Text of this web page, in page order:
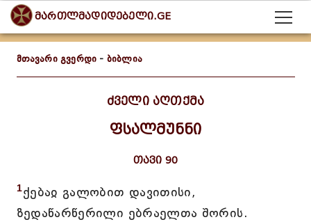
მართლმადიდებელი.GE
მთავარი გვერდი - ბიბლია
ძველი აღთქმა
ფსალმუნნი
თავი 90
1ქებაჲ გალობით დავითისი,
ზედაწარწერილი ებრაელთა შორის.